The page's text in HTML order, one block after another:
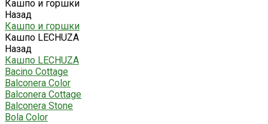
Кашпо и горшки
Назад
Кашпо и горшки
Кашпо LECHUZA
Назад
Кашпо LECHUZA
Bacino Cottage
Balconera Color
Balconera Cottage
Balconera Stone
Bola Color